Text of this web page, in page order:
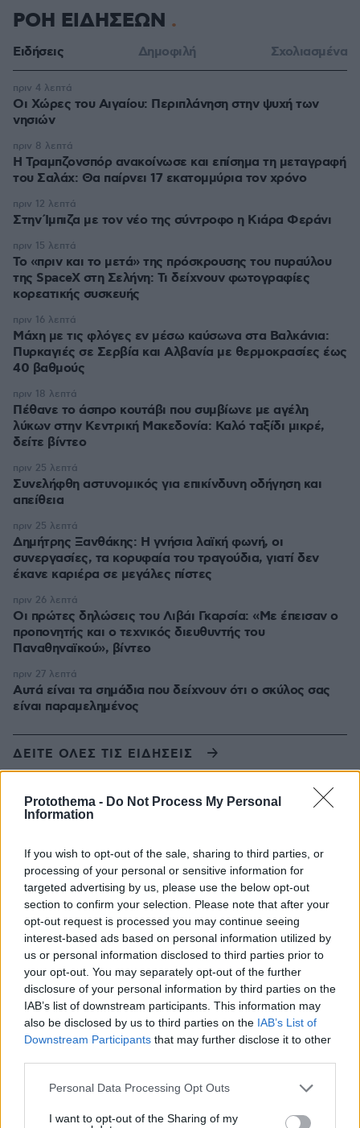
Protothema - Do Not Process My Personal
Information
If you wish to opt-out of the sale, sharing to third parties, or
processing of your personal or sensitive information for
targeted advertising by us, please use the below opt-out
section to confirm your selection. Please note that after your
opt-out request is processed you may continue seeing
interest-based ads based on personal information utilized by
us or personal information disclosed to third parties prior to
your opt-out. You may separately opt-out of the further
disclosure of your personal information by third parties on the
IAB’s list of downstream participants. This information may
also be disclosed by us to third parties on the IAB’s List of
Downstream Participants that may further disclose it to other
Please note that this website/app uses one or more Google
not limited to your visit or usage behaviour. You may click to
Personal Data Processing Opt Outs
I want to opt-out of the Sharing of my
ΡΟΗ ΕΙΔΗΣΕΩΝ
Ειδήσεις Δημοφιλή Σχολιασμένα
Οι Xώρες του Αιγαίου: Περιπλάνηση στην ψυχή των
νησιών
πριν 4 λεπτά
Η Τραμπζονσπόρ ανακοίνωσε και επίσημα τη μεταγραφή
του Σαλάχ: Θα παίρνει 17 εκατομμύρια τον χρόνο
πριν 8 λεπτά
Στην Ίμπιζα με τον νέο της σύντροφο η Κιάρα Φεράνι
πριν 12 λεπτά
Το «πριν και το μετά» της πρόσκρουσης του πυραύλου
της SpaceX στη Σελήνη: Τι δείχνουν φωτογραφίες
κορεατικής συσκευής
πριν 15 λεπτά
Μάχη με τις φλόγες εν μέσω καύσωνα στα Βαλκάνια:
Πυρκαγιές σε Σερβία και Αλβανία με θερμοκρασίες έως
40 βαθμούς
πριν 16 λεπτά
Πέθανε το άσπρο κουτάβι που συμβίωνε με αγέλη
λύκων στην Κεντρική Μακεδονία: Καλό ταξίδι μικρέ,
δείτε βίντεο
πριν 18 λεπτά
Συνελήφθη αστυνομικός για επικίνδυνη οδήγηση και
απείθεια
πριν 25 λεπτά
Δημήτρης Ξανθάκης: Η γνήσια λαϊκή φωνή, οι
συνεργασίες, τα κορυφαία του τραγούδια, γιατί δεν
έκανε καριέρα σε μεγάλες πίστες
πριν 25 λεπτά
Οι πρώτες δηλώσεις του Λιβάι Γκαρσία: «Με έπεισαν ο
προπονητής και ο τεχνικός διευθυντής του
Παναθηναϊκού», βίντεο
πριν 26 λεπτά
Αυτά είναι τα σημάδια που δείχνουν ότι ο σκύλος σας
είναι παραμελημένος
πριν 27 λεπτά
ΔΕΙΤΕ ΟΛΕΣ ΤΙΣ ΕΙΔΗΣΕΙΣ